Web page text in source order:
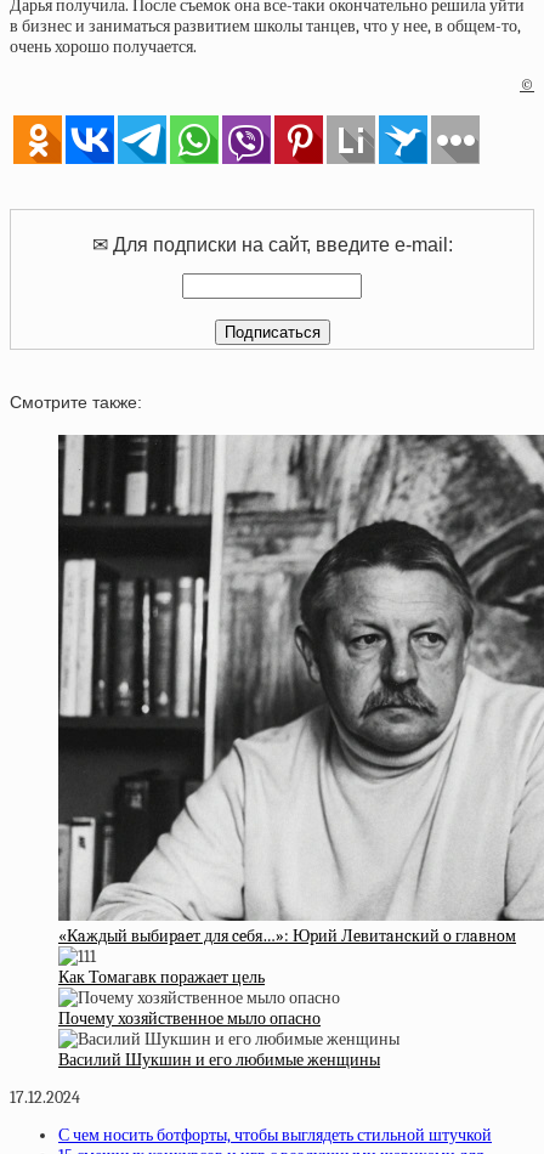
Дарья получила. После съемок она все-таки окончательно решила уйти
в бизнес и заниматься развитием школы танцев, что у нее, в общем-то,
очень хорошо получается.
©
✉ Для подписки на сайт, введите e-mail:
Смотрите также:
«Кaждый выбиpaeт для ceбя…»: Юpий Лeвитaнcкий o глaвнoм
Как Томагавк поражает цель
Почему хозяйственное мыло опасно
Василий Шукшин и его любимые женщины
17.12.2024
С чем носить ботфорты, чтобы выглядеть стильной штучкой